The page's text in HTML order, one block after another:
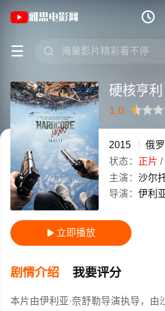

 
《硬核亨利》(2015)俄
硬核亨利
1.0
很差
较差还行推荐力荐
2015 俄
状态： 正片 /
主演： 沙尔
导演： 伊利
 立即播放
剧情介绍 我要评分
本片由伊利亚·奈舒勒导演执导，由